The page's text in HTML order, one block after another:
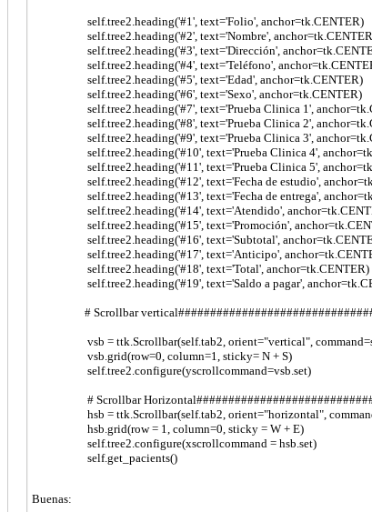
self.tree2.heading('#1', text='Folio', anchor=tk.CENTER)
self.tree2.heading('#2', text='Nombre',
self.tree2.heading('#3', text='Dirección',
self.tree2.heading('#4', text='Teléfono',
self.tree2.heading('#5', text='Edad', anchor=tk.CENTER)
self.tree2.heading('#6', text='Sexo', anchor=tk.CENTER)
self.tree2.heading('#7', text='Prueba Clinica 1',
self.tree2.heading('#8', text='Prueba Clinica 2',
self.tree2.heading('#9', text='Prueba Clinica 3',
self.tree2.heading('#10', text='Prueba Clinica 4',
self.tree2.heading('#11', text='Prueba Clinica 5',
self.tree2.heading('#12', text='Fecha de estudio',
self.tree2.heading('#13', text='Fecha de entrega',
self.tree2.heading('#14', text='Atendido',
self.tree2.heading('#15', text='Promoción',
self.tree2.heading('#16', text='Subtotal',
self.tree2.heading('#17', text='Anticipo',
self.tree2.heading('#18', text='Total', anchor=tk.CENTER)
self.tree2.heading('#19', text='Saldo a pagar',
# Scrollbar
vsb = ttk.Scrollbar(self.tab2, orient="vertical",
vsb.grid(row=0, column=1, sticky= N + S)
self.tree2.configure(yscrollcommand=vsb.set)
# Scrollbar
hsb = ttk.Scrollbar(self.tab2, orient="horizontal",
hsb.grid(row = 1, column=0, sticky = W + E)
self.tree2.configure(xscrollcommand = hsb.set)
self.get_pacients()
Buenas: